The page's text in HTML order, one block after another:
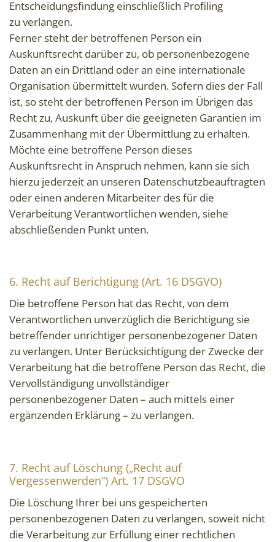
Entscheidungsfindung einschließlich Profiling
zu verlangen.
Ferner steht der betroffenen Person ein
Auskunftsrecht darüber zu, ob personenbezogene
Daten an ein Drittland oder an eine internationale
Organisation übermittelt wurden. Sofern dies der Fall
ist, so steht der betroffenen Person im Übrigen das
Recht zu, Auskunft über die geeigneten Garantien im
Zusammenhang mit der Übermittlung zu erhalten.
Möchte eine betroffene Person dieses
Auskunftsrecht in Anspruch nehmen, kann sie sich
hierzu jederzeit an unseren Datenschutzbeauftragten
oder einen anderen Mitarbeiter des für die
Verarbeitung Verantwortlichen wenden, siehe
abschließenden Punkt unten.
6. Recht auf Berichtigung (Art. 16 DSGVO)
Die betroffene Person hat das Recht, von dem
Verantwortlichen unverzüglich die Berichtigung sie
betreffender unrichtiger personenbezogener Daten
zu verlangen. Unter Berücksichtigung der Zwecke der
Verarbeitung hat die betroffene Person das Recht, die
Vervollständigung unvollständiger
personenbezogener Daten – auch mittels einer
ergänzenden Erklärung – zu verlangen.
7. Recht auf Löschung („Recht auf
Vergessenwerden“) Art. 17 DSGVO
Die Löschung Ihrer bei uns gespeicherten
personenbezogenen Daten zu verlangen, soweit nicht
die Verarbeitung zur Erfüllung einer rechtlichen